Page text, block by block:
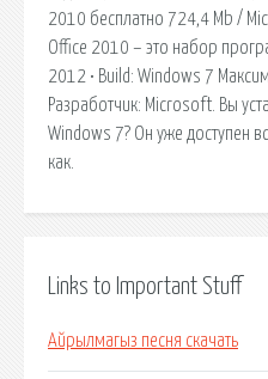
2010 бесплатно 724,4 Mb /
Office 2010 – это набор
2012 • Build: Windows 7
Разработчик: Microsoft. Вы
Windows 7? Он уже доступен
как.
Links to Important Stuff
Айрылмагыз песня скачать